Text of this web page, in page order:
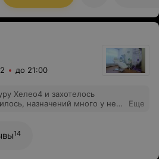
до 21:00
Хелео4 и захотелось
назначений много у нее,
кожи сейчас, давно такого
безопасная терапия
Еще
14